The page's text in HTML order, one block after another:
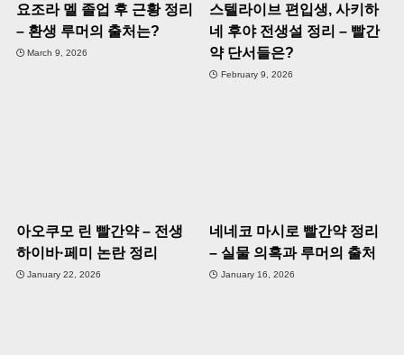
요조라 멜 졸업 후 근황 정리
– 환생 루머의 출처는?
March 9, 2026
스텔라이브 편입생, 사키하
네 후야 전생설 정리 – 빨간
약 단서들은?
February 9, 2026
아오쿠모 린 빨간약 – 전생
하이바·페미 논란 정리
January 22, 2026
네네코 마시로 빨간약 정리
– 실물 의혹과 루머의 출처
January 16, 2026